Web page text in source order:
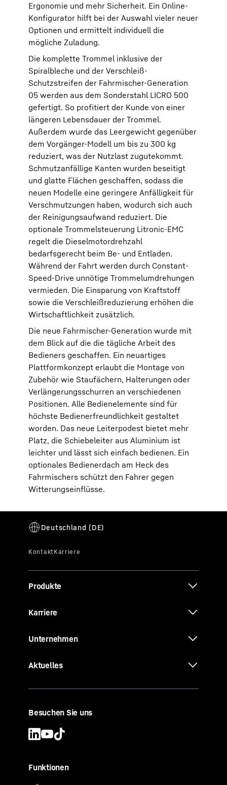
Ergonomie und mehr Sicherheit. Ein Online-
Konfigurator hilft bei der Auswahl vieler neuer
Optionen und ermittelt individuell die
mögliche Zuladung.
Die komplette Trommel inklusive der
Spiralbleche und der Verschleiß-
Schutzstreifen der Fahrmischer-Generation
05 werden aus dem Sonderstahl LICRO 500
gefertigt. So profitiert der Kunde von einer
längeren Lebensdauer der Trommel.
Außerdem wurde das Leergewicht gegenüber
dem Vorgänger-Modell um bis zu 300 kg
reduziert, was der Nutzlast zugutekommt.
Schmutzanfällige Kanten wurden beseitigt
und glatte Flächen geschaffen, sodass die
neuen Modelle eine geringere Anfälligkeit für
Verschmutzungen haben, wodurch sich auch
der Reinigungsaufwand reduziert. Die
optionale Trommelsteuerung Litronic-EMC
regelt die Dieselmotordrehzahl
bedarfsgerecht beim Be- und Entladen.
Während der Fahrt werden durch Constant-
Speed-Drive unnötige Trommelumdrehungen
vermieden. Die Einsparung von Kraftstoff
sowie die Verschleißreduzierung erhöhen die
Wirtschaftlichkeit zusätzlich.
Die neue Fahrmischer-Generation wurde mit
dem Blick auf die die tägliche Arbeit des
Bedieners geschaffen. Ein neuartiges
Plattformkonzept erlaubt die Montage von
Zubehör wie Staufächern, Halterungen oder
Verlängerungsschurren an verschiedenen
Positionen. Alle Bedienelemente sind für
höchste Bedienerfreundlichkeit gestaltet
worden. Das neue Leiterpodest bietet mehr
Platz, die Schiebeleiter aus Aluminium ist
leichter und lässt sich einfach bedienen. Ein
optionales Bedienerdach am Heck des
Fahrmischers schützt den Fahrer gegen
Witterungseinflüsse.
Produkte
Karriere
Unternehmen
Aktuelles
Besuchen Sie uns
Funktionen